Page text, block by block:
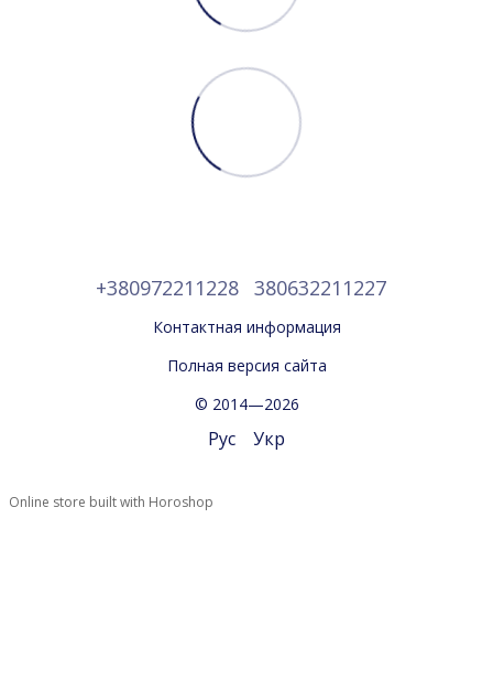
+380972211228 380632211227
Контактная информация
Полная версия сайта
© 2014—2026
Рус Укр
Online store built with Horoshop